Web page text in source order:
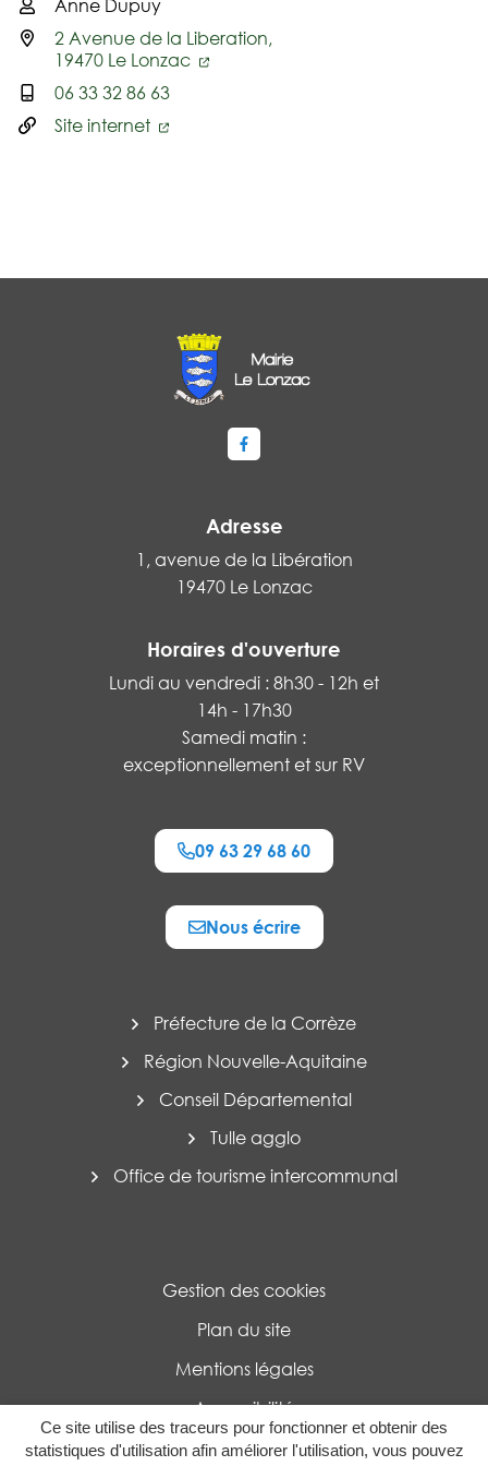
Ce site utilise des traceurs pour fonctionner et obtenir des
statistiques d'utilisation afin améliorer l'utilisation, vous pouvez
Infos utiles
Anne Dupuy
2 Avenue de la Liberation,
19470 Le Lonzac
06 33 32 86 63
Site internet
Lien vers le compte Facebook
Adresse
1, avenue de la Libération
19470 Le Lonzac
Horaires d'ouverture
Lundi au vendredi : 8h30 - 12h et
14h - 17h30
Samedi matin :
exceptionnellement et sur RV
09 63 29 68 60
Nous écrire
Préfecture de la Corrèze
Région Nouvelle-Aquitaine
Conseil Départemental
Tulle agglo
Office de tourisme intercommunal
Gestion des cookies
Plan du site
Mentions légales
Accessibilité
Politique de confidentialité